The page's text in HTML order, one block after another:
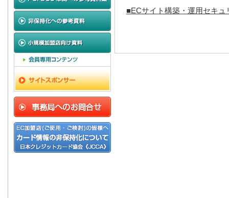
■ECサイト構築・運用セキュ